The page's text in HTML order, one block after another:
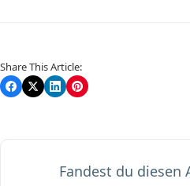
Share This Article:
Fandest du diesen